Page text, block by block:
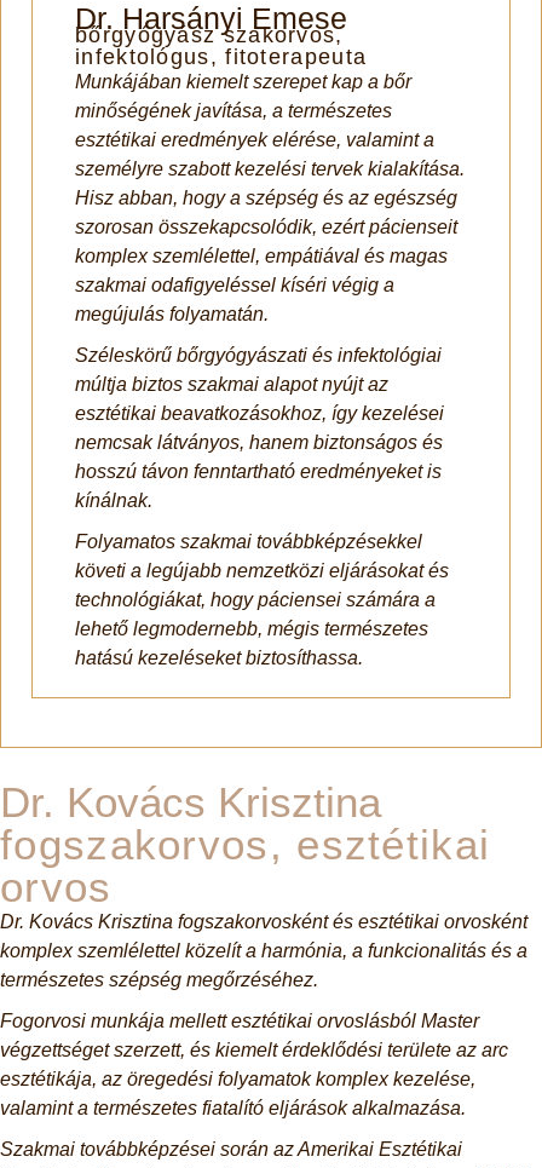
Dr. Harsányi Emese
bőrgyógyász szakorvos,
infektológus, fitoterapeuta
Munkájában kiemelt szerepet kap a bőr
minőségének javítása, a természetes
esztétikai eredmények elérése, valamint a
személyre szabott kezelési tervek kialakítása.
Hisz abban, hogy a szépség és az egészség
szorosan összekapcsolódik, ezért pácienseit
komplex szemlélettel, empátiával és magas
szakmai odafigyeléssel kíséri végig a
megújulás folyamatán.
Széleskörű bőrgyógyászati és infektológiai
múltja biztos szakmai alapot nyújt az
esztétikai beavatkozásokhoz, így kezelései
nemcsak látványos, hanem biztonságos és
hosszú távon fenntartható eredményeket is
kínálnak.
Folyamatos szakmai továbbképzésekkel
követi a legújabb nemzetközi eljárásokat és
technológiákat, hogy páciensei számára a
lehető legmodernebb, mégis természetes
hatású kezeléseket biztosíthassa.
Dr. Kovács Krisztina
fogszakorvos, esztétikai
orvos
Dr. Kovács Krisztina fogszakorvosként és esztétikai orvosként
komplex szemlélettel közelít a harmónia, a funkcionalitás és a
természetes szépség megőrzéséhez.
Fogorvosi munkája mellett esztétikai orvoslásból Master
végzettséget szerzett, és kiemelt érdeklődési területe az arc
esztétikája, az öregedési folyamatok komplex kezelése,
valamint a természetes fiatalító eljárások alkalmazása.
Szakmai továbbképzései során az Amerikai Esztétikai